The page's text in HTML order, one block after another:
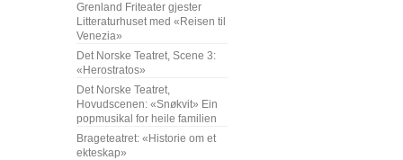
Grenland Friteater gjester
Litteraturhuset med «Reisen til
Venezia»
Det Norske Teatret, Scene 3:
«Herostratos»
Det Norske Teatret,
Hovudscenen: «Snøkvit» Ein
popmusikal for heile familien
Brageteatret: «Historie om et
ekteskap»